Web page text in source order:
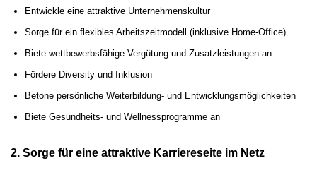
Entwickle eine attraktive Unternehmenskultur
Sorge für ein flexibles Arbeitszeitmodell (inklusive Home-Office)
Biete wettbewerbsfähige Vergütung und Zusatzleistungen an
Fördere Diversity und Inklusion
Betone persönliche Weiterbildung- und Entwicklungsmöglichkeiten
Biete Gesundheits- und Wellnessprogramme an
2. Sorge für eine attraktive Karriereseite im Netz